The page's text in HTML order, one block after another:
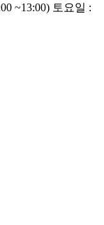
~13:00) 토요일 :